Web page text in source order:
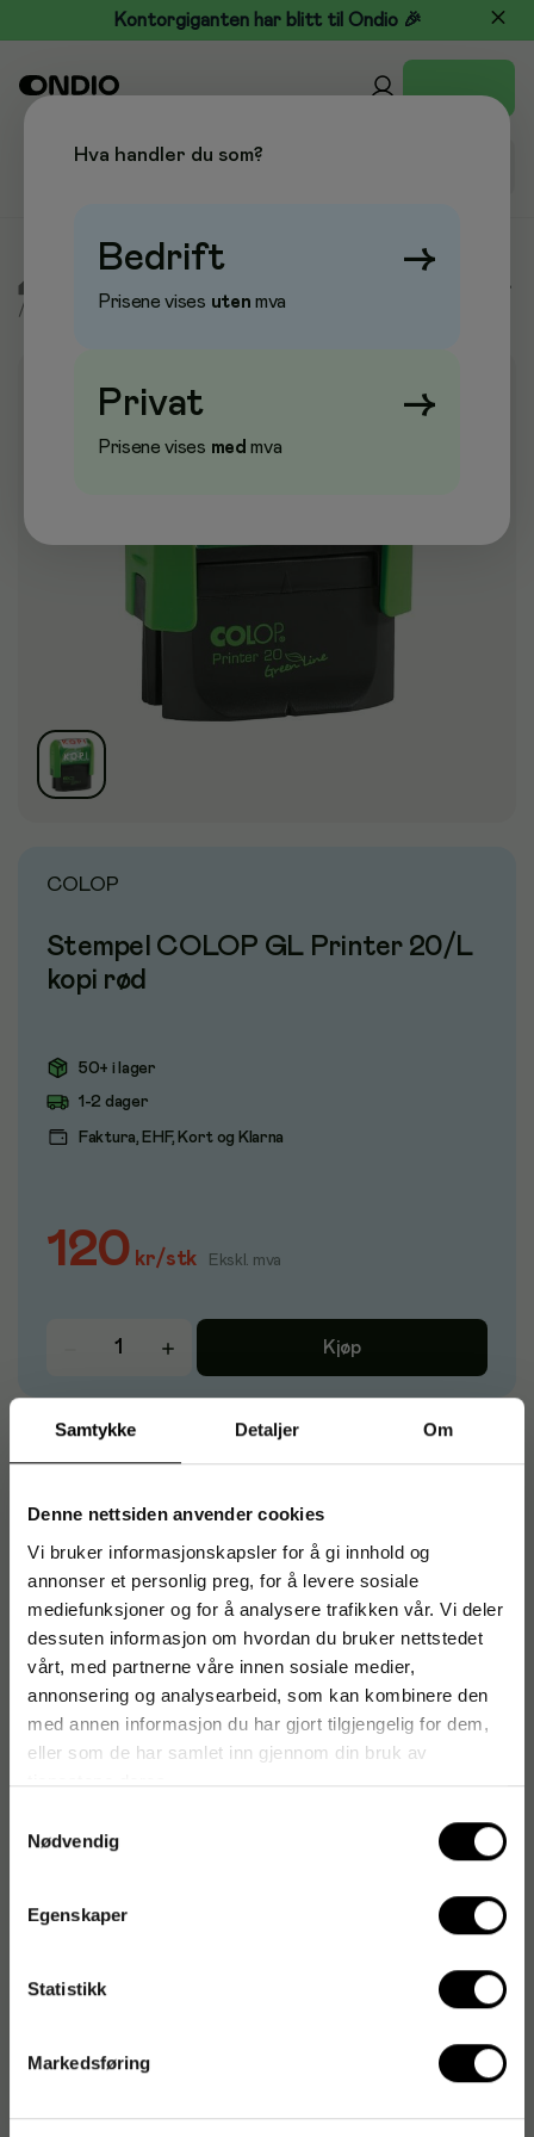
Samtykke Detaljer Om
Denne nettsiden anvender cookies
Vi bruker informasjonskapsler for å gi innhold og
annonser et personlig preg, for å levere sosiale
mediefunksjoner og for å analysere trafikken vår. Vi deler
dessuten informasjon om hvordan du bruker nettstedet
vårt, med partnerne våre innen sosiale medier,
annonsering og analysearbeid, som kan kombinere den
med annen informasjon du har gjort tilgjengelig for dem,
eller som de har samlet inn gjennom din bruk av
tjenestene deres.
Nødvendig
Egenskaper
Statistikk
Markedsføring
Kontorgiganten har blitt til Ondio 🎉
Stempler, puter og farger
/
Stempler, selvfargende
Kampanje
COLOP
Stempel COLOP GL Printer 20/L
kopi rød
50+ i lager
1-2 dager
Faktura, EHF, Kort og Klarna
120 kr/stk Ekskl. mva
Kjøp
Dato og KOPI stempel produsert i resirkulert plast. KOPI i
Artikkelnummer: 774268
135947
EAN: 9004362452201
Produktspesifikasjoner
Farge på stempelpute
Hva handler du som?
Bedrift →
Prisene vises uten mva
Privat →
Prisene vises med mva